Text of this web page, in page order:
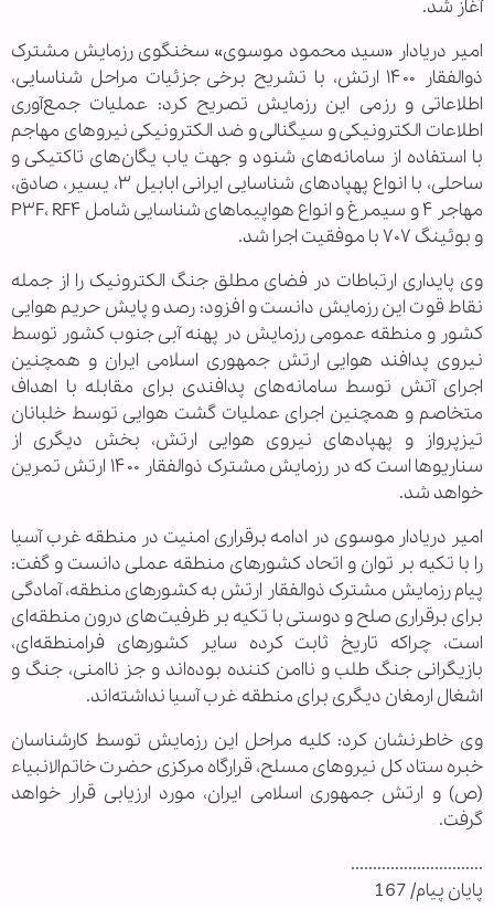
آغاز شد.
امیر دریادار «سید محمود موسوی» سخنگوی رزمایش مشترک
ذوالفقار ۱۴۰۰ ارتش، با تشریح برخی جزئیات مراحل شناسایی،
اطلاعاتی و رزمی این رزمایش تصریح کرد: عملیات جمع‌آوری
اطلاعات الکترونیکی و سیگنالی و ضد الکترونیکی نیروهای مهاجم
با استفاده از سامانه‌های شنود و جهت یاب یگان‌های تاکتیکی و
ساحلی، با انواع پهپادهای شناسایی ایرانی ابابیل ۳، یسیر، صادق،
مهاجر ۴ و سیمرغ و انواع هواپیماهای شناسایی شامل P۳F، RF۴
و بوئینگ ۷۰۷ با موفقیت اجرا شد.
وی پایداری ارتباطات در فضای مطلق جنگ الکترونیک را از جمله
نقاط قوت این رزمایش دانست و افزود: رصد و پایش حریم هوایی
کشور و منطقه عمومی رزمایش در پهنه آبی جنوب کشور توسط
نیروی پدافند هوایی ارتش جمهوری اسلامی ایران و همچنین
اجرای آتش توسط سامانه‌های پدافندی برای مقابله با اهداف
متخاصم و همچنین اجرای عملیات گشت هوایی توسط خلبانان
تیزپرواز و پهپادهای نیروی هوایی ارتش، بخش دیگری از
سناریوها است که در رزمایش مشترک ذوالفقار ۱۴۰۰ ارتش تمرین
خواهد شد.
امیر دریادار موسوی در ادامه برقراری امنیت در منطقه غرب آسیا
را با تکیه بر توان و اتحاد کشورهای منطقه عملی دانست و گفت:
پیام رزمایش مشترک ذوالفقار ارتش به کشورهای منطقه، آمادگی
برای برقراری صلح و دوستی با تکیه بر ظرفیت‌های درون منطقه‌ای
است، چراکه تاریخ ثابت کرده سایر کشورهای فرامنطقه‌ای،
بازیگرانی جنگ طلب و ناامن کننده بوده‌اند و جز ناامنی، جنگ و
اشغال ارمغان دیگری برای منطقه غرب آسیا نداشته‌اند.
وی خاطرنشان کرد: کلیه مراحل این رزمایش توسط کارشناسان
خبره ستاد کل نیروهای مسلح، قرارگاه مرکزی حضرت خاتم‌الانبیاء
(ص) و ارتش جمهوری اسلامی ایران، مورد ارزیابی قرار خواهد
گرفت.
..............................
پایان پیام/ 167